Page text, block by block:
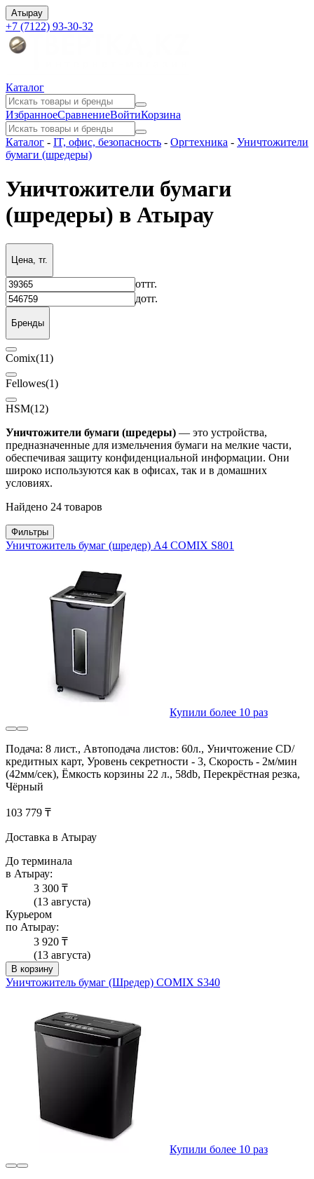
Атырау
+7 (7122) 93-30-32
Каталог
ИзбранноеСравнениеВойтиКорзина
Каталог - IT, офис, безопасность - Оргтехника - Уничтожители
бумаги (шредеры)
Уничтожители бумаги
(шредеры) в Атырау
Цена, тг.
оттг.
дотг.
Бренды
Comix(11)
Fellowes(1)
HSM(12)
Уничтожители бумаги (шредеры) — это устройства,
предназначенные для измельчения бумаги на мелкие части,
обеспечивая защиту конфиденциальной информации. Они
широко используются как в офисах, так и в домашних
условиях.
Найдено 24 товаров
Фильтры
Уничтожитель бумаг (шредер) A4 COMIX S801
Купили более 10 раз
Подача: 8 лист., Автоподача листов: 60л., Уничтожение CD/
кредитных карт, Уровень секретности - 3, Скорость - 2м/мин
(42мм/сек), Ёмкость корзины 22 л., 58db, Перекрёстная резка,
Чёрный
103 779 ₸
Доставка в Атырау
До терминала
в Атырау:
3 300 ₸
(13 августа)
Курьером
по Атырау:
3 920 ₸
(13 августа)
В корзину
Уничтожитель бумаг (Шредер) COMIX S340
Купили более 10 раз